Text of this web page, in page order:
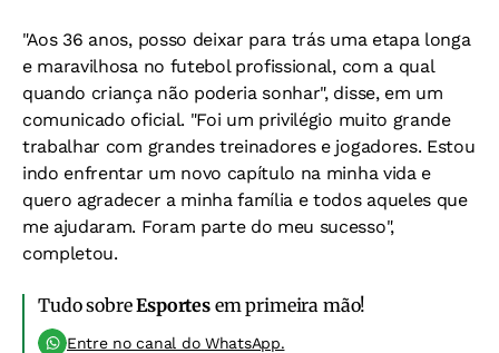
"Aos 36 anos, posso deixar para trás uma etapa longa
e maravilhosa no futebol profissional, com a qual
quando criança não poderia sonhar", disse, em um
comunicado oficial. "Foi um privilégio muito grande
trabalhar com grandes treinadores e jogadores. Estou
indo enfrentar um novo capítulo na minha vida e
quero agradecer a minha família e todos aqueles que
me ajudaram. Foram parte do meu sucesso",
completou.
Tudo sobreEsportesem primeira mão!
Entre no canal do WhatsApp.